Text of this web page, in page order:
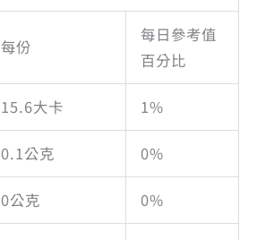
每份
每日參考值
百分比
15.6大卡 1%
0.1公克 0%
0公克 0%